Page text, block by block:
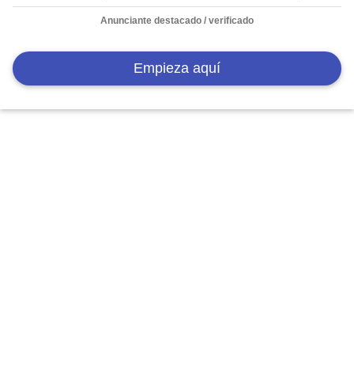
Anunciante destacado / verificado
Empieza aquí